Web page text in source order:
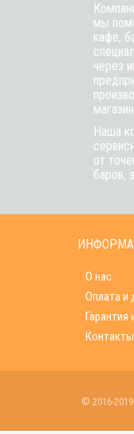
мы
кафе,
через
Наша
от
баров,
О нас
Оплата и
Гарантия
Контакты
© 2016-